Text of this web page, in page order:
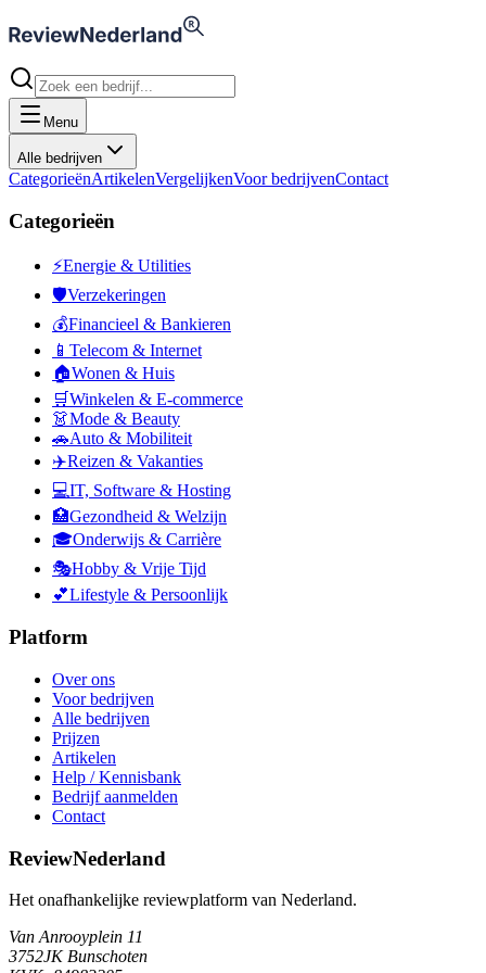
Menu
Alle bedrijven
CategorieënArtikelenVergelijkenVoor bedrijvenContact
Categorieën
⚡Energie & Utilities
🛡️Verzekeringen
💰Financieel & Bankieren
📱 Telecom & Internet
🏠Wonen & Huis
🛒Winkelen & E-commerce
👗Mode & Beauty
🚗Auto & Mobiliteit
✈️Reizen & Vakanties
💻IT, Software & Hosting
🏥Gezondheid & Welzijn
🎓Onderwijs & Carrière
🎭Hobby & Vrije Tijd
💕Lifestyle & Persoonlijk
Platform
Over ons
Voor bedrijven
Alle bedrijven
Prijzen
Artikelen
Help / Kennisbank
Bedrijf aanmelden
Contact
ReviewNederland
Het onafhankelijke reviewplatform van Nederland.
Van Anrooyplein 11
3752JK Bunschoten